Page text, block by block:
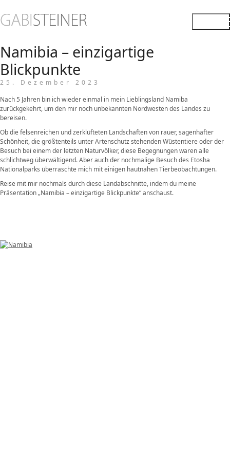
Namibia – einzigartige
Blickpunkte
25. Dezember 2023
Nach 5 Jahren bin ich wieder einmal in mein Lieblingsland Namiba
zurückgekehrt, um den mir noch unbekannten Nordwesten des Landes zu
bereisen.
Ob die felsenreichen und zerklüfteten Landschaften von rauer, sagenhafter
Schönheit, die größtenteils unter Artenschutz stehenden Wüstentiere oder der
Besuch bei einem der letzten Naturvölker, diese Begegnungen waren alle
schlichtweg überwältigend. Aber auch der nochmalige Besuch des Etosha
Nationalparks überraschte mich mit einigen hautnahen Tierbeobachtungen.
Reise mit mir nochmals durch diese Landabschnitte, indem du meine
Präsentation „Namibia – einzigartige Blickpunkte“ anschaust.